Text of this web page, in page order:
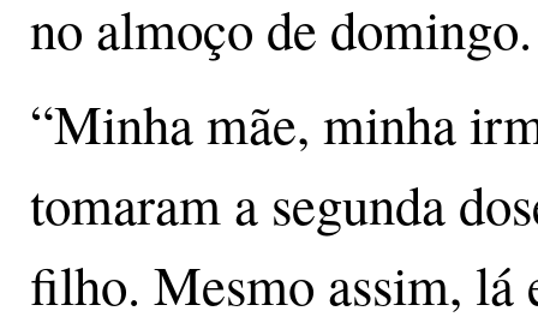
no almoço de domingo.
“Minha mãe, minha
tomaram a segunda
filho. Mesmo assim, lá